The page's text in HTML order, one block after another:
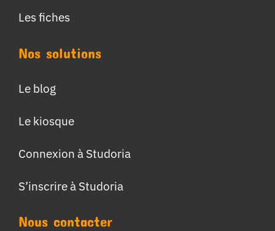
Les fiches
Nos solutions
Le blog
Le kiosque
Connexion à Studoria
S’inscrire à Studoria
Nous contacter